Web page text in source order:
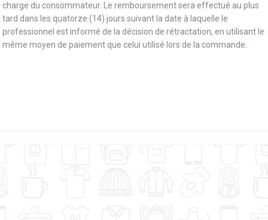
charge du consommateur. Le remboursement sera effectué au plus
tard dans les quatorze (14) jours suivant la date à laquelle le
professionnel est informé de la décision de rétractation, en utilisant le
même moyen de paiement que celui utilisé lors de la commande.